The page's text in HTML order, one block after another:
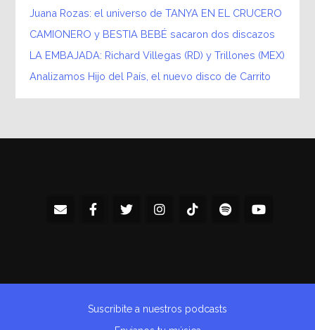
Juana Rozas: el universo de TANYA EN EL CRUCERO
CAMIONERO y BESTIA BEBÉ sacaron dos discazos
LA EMBAJADA: Richard Villegas (RD) y Trillones (MEX)
Analizamos Hijo del País, el nuevo disco de Carrito
Suscribite a nuestros podcasts